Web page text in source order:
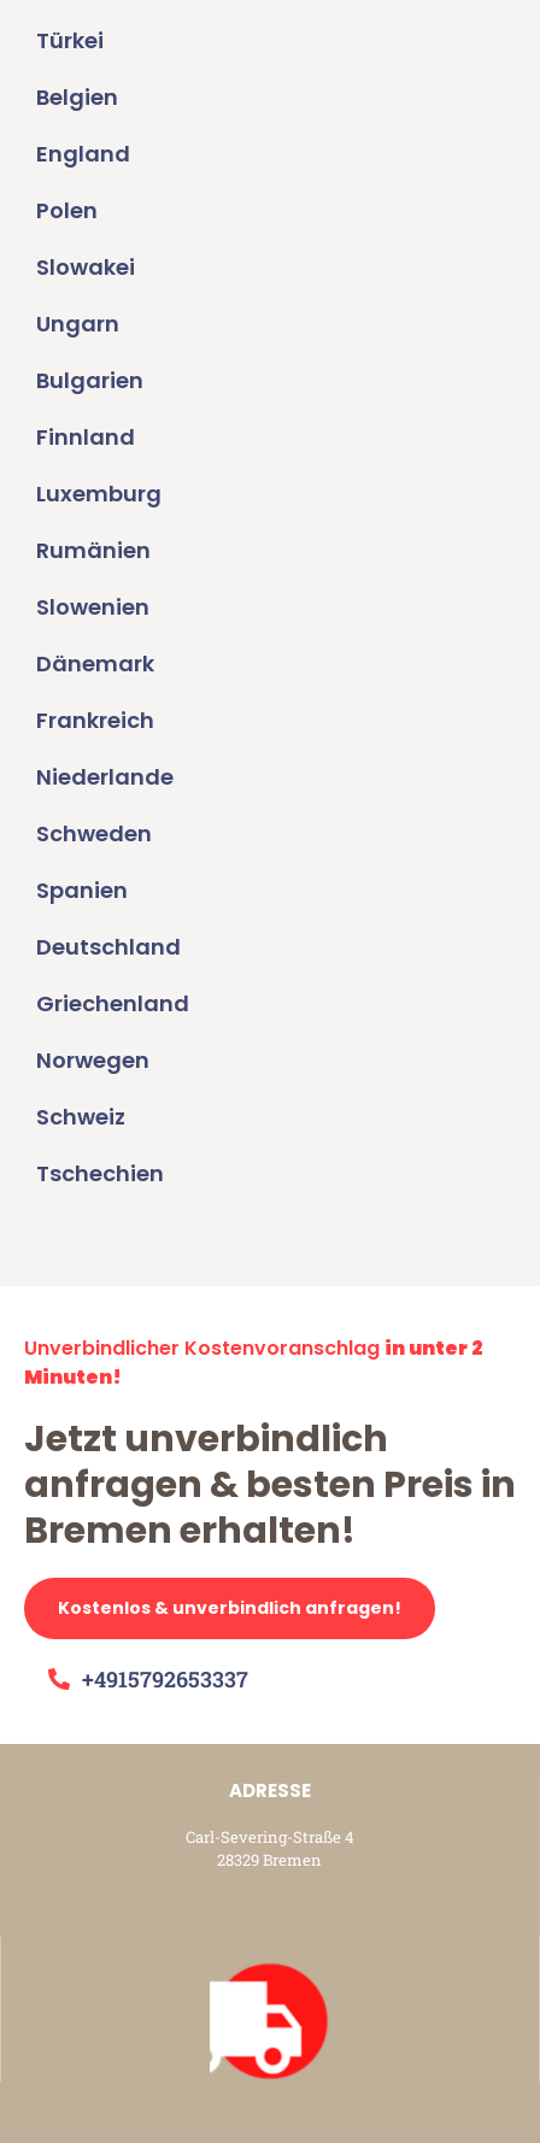
Türkei
Belgien
England
Polen
Slowakei
Ungarn
Bulgarien
Finnland
Luxemburg
Rumänien
Slowenien
Dänemark
Frankreich
Niederlande
Schweden
Spanien
Deutschland
Griechenland
Norwegen
Schweiz
Tschechien
Unverbindlicher Kostenvoranschlag in unter 2
Minuten!
Jetzt unverbindlich
anfragen & besten Preis in
Bremen erhalten!
Kostenlos & unverbindlich anfragen!
+4915792653337
ADRESSE
Carl-Severing-Straße 4
28329 Bremen